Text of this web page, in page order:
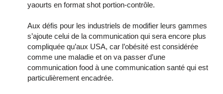
yaourts en format shot portion-contrôle.
Aux défis pour les industriels de modifier leurs gammes
s’ajoute celui de la communication qui sera encore plus
compliquée qu’aux USA, car l’obésité est considérée
comme une maladie et on va passer d’une
communication food à une communication santé qui est
particulièrement encadrée.